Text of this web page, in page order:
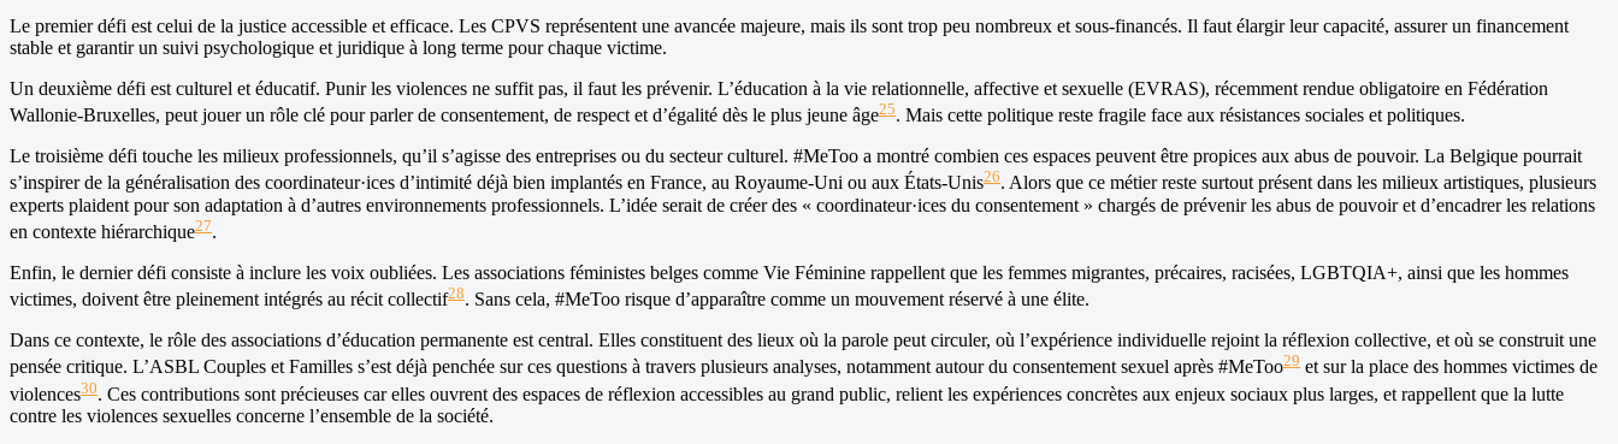
Le premier défi est celui de la justice accessible et efficace. Les CPVS représentent une avancée majeure, mais ils sont trop peu nombreux et sous-financés. Il faut élargir leur capacité, assurer un financement
stable et garantir un suivi psychologique et juridique à long terme pour chaque victime.
Un deuxième défi est culturel et éducatif. Punir les violences ne suffit pas, il faut les prévenir. L’éducation à la vie relationnelle, affective et sexuelle (EVRAS), récemment rendue obligatoire en Fédération
Wallonie-Bruxelles, peut jouer un rôle clé pour parler de consentement, de respect et d’égalité dès le plus jeune âge25. Mais cette politique reste fragile face aux résistances sociales et politiques.
Le troisième défi touche les milieux professionnels, qu’il s’agisse des entreprises ou du secteur culturel. #MeToo a montré combien ces espaces peuvent être propices aux abus de pouvoir. La Belgique pourrait
s’inspirer de la généralisation des coordinateur·ices d’intimité déjà bien implantés en France, au Royaume-Uni ou aux États-Unis26. Alors que ce métier reste surtout présent dans les milieux artistiques, plusieurs
experts plaident pour son adaptation à d’autres environnements professionnels. L’idée serait de créer des « coordinateur·ices du consentement » chargés de prévenir les abus de pouvoir et d’encadrer les relations
en contexte hiérarchique27.
Enfin, le dernier défi consiste à inclure les voix oubliées. Les associations féministes belges comme Vie Féminine rappellent que les femmes migrantes, précaires, racisées, LGBTQIA+, ainsi que les hommes
victimes, doivent être pleinement intégrés au récit collectif28. Sans cela, #MeToo risque d’apparaître comme un mouvement réservé à une élite.
Dans ce contexte, le rôle des associations d’éducation permanente est central. Elles constituent des lieux où la parole peut circuler, où l’expérience individuelle rejoint la réflexion collective, et où se construit une
pensée critique. L’ASBL Couples et Familles s’est déjà penchée sur ces questions à travers plusieurs analyses, notamment autour du consentement sexuel après #MeToo29 et sur la place des hommes victimes de
violences30. Ces contributions sont précieuses car elles ouvrent des espaces de réflexion accessibles au grand public, relient les expériences concrètes aux enjeux sociaux plus larges, et rappellent que la lutte
contre les violences sexuelles concerne l’ensemble de la société.